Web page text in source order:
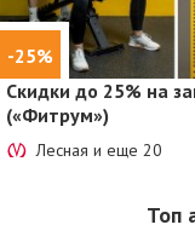
-25%
Скидки до 25% на
(«Фитрум»)
Лесная и еще 20
Топ